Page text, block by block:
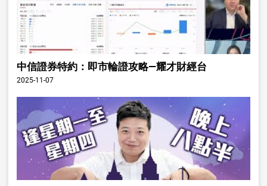
中信證券特約：即市輪證攻略—耀才財經台
2025-11-07